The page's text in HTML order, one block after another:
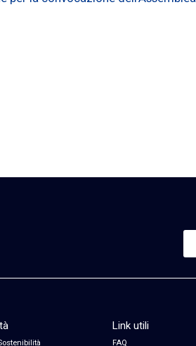
Link utili
FAQ